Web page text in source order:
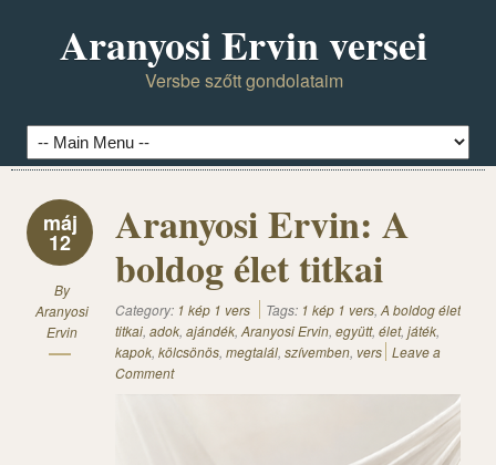
Aranyosi Ervin versei
Versbe szőtt gondolataim
máj
12
By
Aranyosi
Ervin
Aranyosi Ervin: A
boldog élet titkai
Category: 1 kép 1 vers Tags: 1 kép 1 vers, A boldog élet
titkai, adok, ajándék, Aranyosi Ervin, együtt, élet, játék,
kapok, kölcsönös, megtalál, szívemben, vers Leave a
Comment